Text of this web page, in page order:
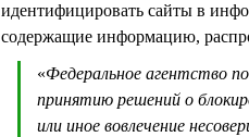
идентифицировать сайты в
содержащие информацию,
«Федеральное агентство
принятию решений о
или иное вовлечение